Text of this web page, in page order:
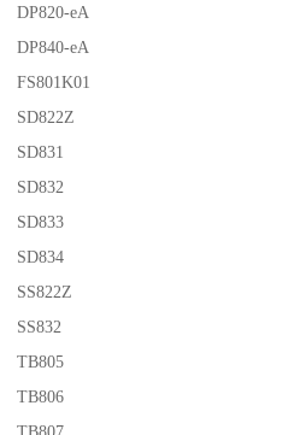
DP820-eA
DP840-eA
FS801K01
SD822Z
SD831
SD832
SD833
SD834
SS822Z
SS832
TB805
TB806